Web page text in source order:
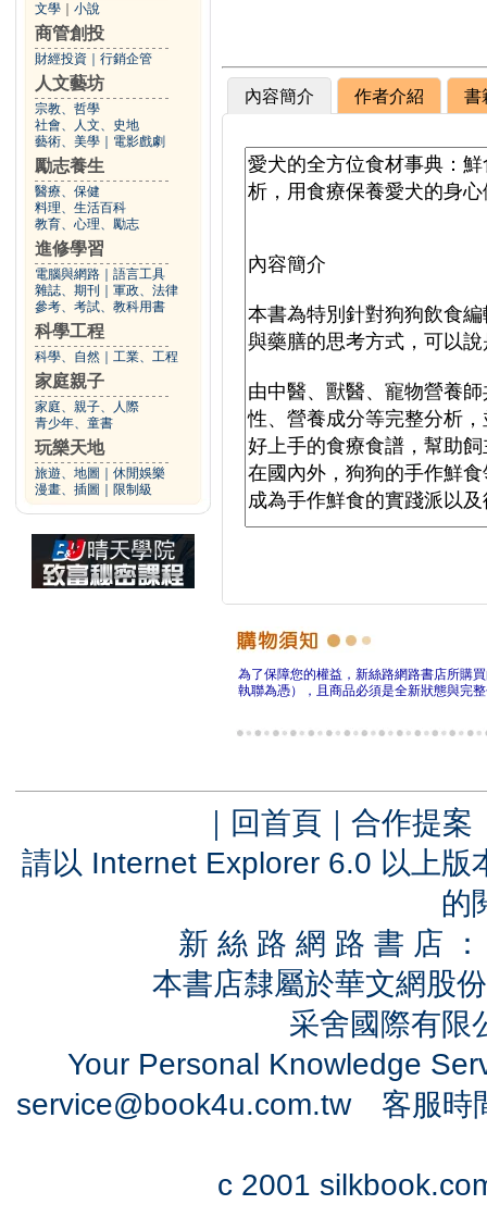
文學 小說
商管創投
財經投資 行銷企管
人文藝坊
宗教、哲學
社會、人文、史地
藝術、美學
電影戲劇
勵志養生
醫療、保健
料理、生活百科
教育、心理、勵志
進修學習
電腦與網路
語言工具
雜誌、期刊
軍政、法律
參考、考試、教科用書
科學工程
科學、自然 工業、工程
家庭親子
家庭、親子、人際
青少年、童書
玩樂天地
旅遊、地圖
休閒娛樂
漫畫、插圖
限制級
內容簡介 作者介紹 書
為了保障您的權益，新絲路網路書店所購
執聯為憑），且商品必須是全新狀態與完
｜ 回首頁 ｜ 合作提案
請以 Internet Explorer 6.0 以上
的
新 絲 路 網 路 書 店
本書店隸屬於華文網股
采舍國際有
Your Personal Knowledge
service@book4u.com.tw客服時
c 2001